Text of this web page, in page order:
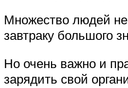
Множество людей
завтраку большого
Но очень важно и
зарядить свой